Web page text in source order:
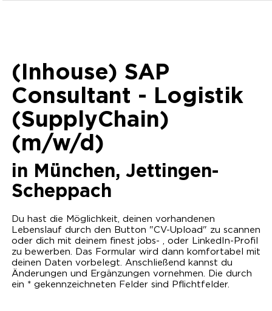
(Inhouse) SAP
Consultant - Logistik
(SupplyChain)
(m/w/d)
in München, Jettingen-
Scheppach
Du hast die Möglichkeit, deinen vorhandenen
Lebenslauf durch den Button "CV-Upload" zu scannen
oder dich mit deinem finest jobs- , oder LinkedIn-Profil
zu bewerben. Das Formular wird dann komfortabel mit
deinen Daten vorbelegt. Anschließend kannst du
Änderungen und Ergänzungen vornehmen. Die durch
ein * gekennzeichneten Felder sind Pflichtfelder.